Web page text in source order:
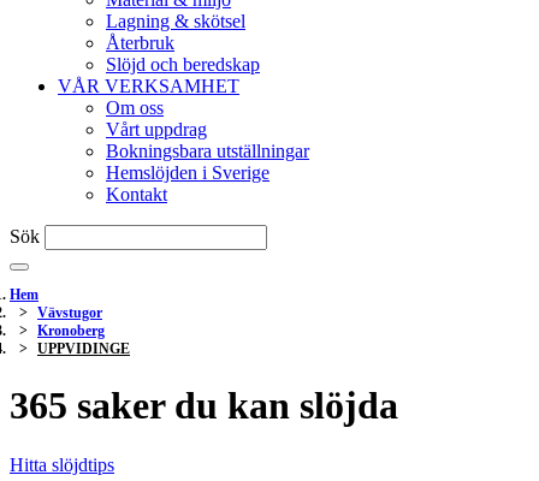
Lagning & skötsel
Återbruk
Slöjd och beredskap
VÅR VERKSAMHET
Om oss
Vårt uppdrag
Bokningsbara utställningar
Hemslöjden i Sverige
Kontakt
Sök
Hem
Vävstugor
Kronoberg
UPPVIDINGE
365 saker du kan slöjda
Hitta slöjdtips